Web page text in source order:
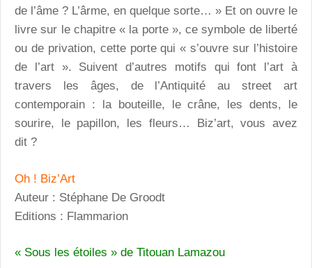
de l’âme ? L’ârme, en quelque sorte… » Et on ouvre le
livre sur le chapitre « la porte », ce symbole de liberté
ou de privation, cette porte qui « s’ouvre sur l’histoire
de l’art ». Suivent d’autres motifs qui font l’art à
travers les âges, de l’Antiquité au street art
contemporain : la bouteille, le crâne, les dents, le
sourire, le papillon, les fleurs… Biz’art, vous avez
dit ?
Oh ! Biz’Art
Auteur : Stéphane De Groodt
Editions : Flammarion
« Sous les étoiles » de Titouan Lamazou